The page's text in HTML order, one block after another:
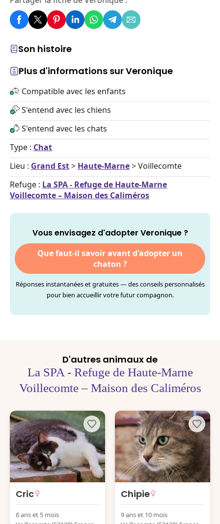
Son histoire
Plus d'informations sur Veronique
Compatible avec les enfants
S'entend avec les chiens
S'entend avec les chats
Type : Chat
Lieu : Grand Est> Haute-Marne> Voillecomte
Refuge : La SPA - Refuge de Haute-Marne
Voillecomte – Maison des Caliméros
Vous envisagez d'adopter Veronique ?
Que faut-il savoir avant d'adopter un
chaton ?
Réponses instantanées et gratuites — des conseils personnalisés
pour bien accueillir votre futur compagnon.
D'autres animaux de
La SPA - Refuge de Haute-Marne
Voillecomte – Maison des Caliméros
Cric
6 ans et 5 mois
Chipie
9 ans et 10 mois